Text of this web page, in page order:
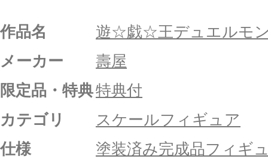
作品名
遊☆戯☆王デュエルモ
メーカー
壽屋
限定品・特典特典付
カテゴリ
スケールフィギュア
仕様
塗装済み完成品フィギ